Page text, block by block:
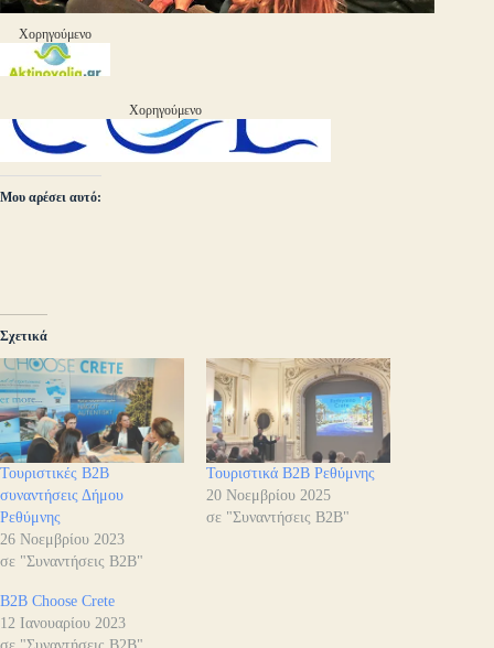
Χορηγούμενο
Χορηγούμενο
Μου αρέσει αυτό:
Σχετικά
Τουριστικές B2B
συναντήσεις Δήμου
Ρεθύμνης
26 Νοεμβρίου 2023
σε "Συναντήσεις B2B"
Τουριστικά B2B Ρεθύμνης
20 Νοεμβρίου 2025
σε "Συναντήσεις B2B"
B2B Choose Crete
12 Ιανουαρίου 2023